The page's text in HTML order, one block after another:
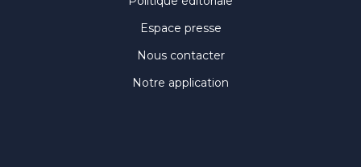
Espace presse
Nous contacter
Notre application